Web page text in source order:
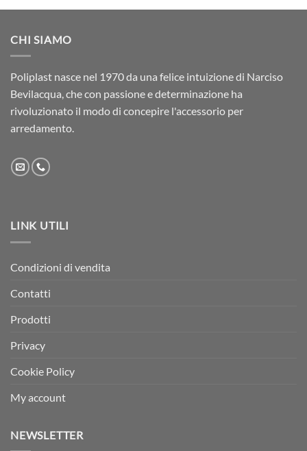
CHI SIAMO
Poliplast nasce nel 1970 da una felice intuizione di Narciso
Bevilacqua, che con passione e determinazione ha
rivoluzionato il modo di concepire l'accessorio per
arredamento.
LINK UTILI
Condizioni di vendita
Contatti
Prodotti
Privacy
Cookie Policy
My account
NEWSLETTER